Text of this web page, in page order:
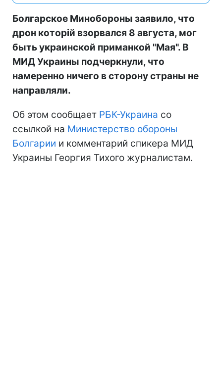
Болгарское Минобороны заявило, что
дрон которій взорвался 8 августа, мог
быть украинской приманкой "Мая". В
МИД Украины подчеркнули, что
намеренно ничего в сторону страны не
направляли.
Об этом сообщает РБК-Украина со
ссылкой на Министерство обороны
Болгарии и комментарий спикера МИД
Украины Георгия Тихого журналистам.